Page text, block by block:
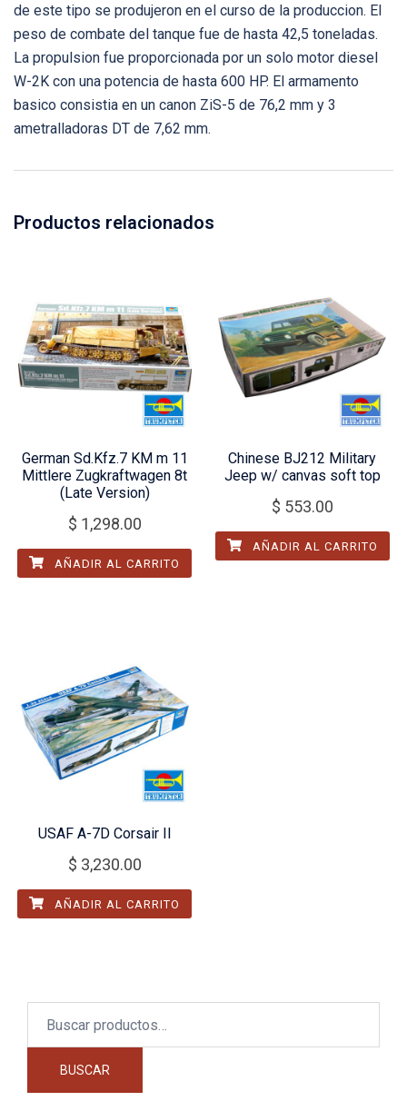
de este tipo se produjeron en el curso de la produccion. El
peso de combate del tanque fue de hasta 42,5 toneladas.
La propulsion fue proporcionada por un solo motor diesel
W-2K con una potencia de hasta 600 HP. El armamento
basico consistia en un canon ZiS-5 de 76,2 mm y 3
ametralladoras DT de 7,62 mm.
Productos relacionados
German Sd.Kfz.7 KM m 11
Mittlere Zugkraftwagen 8t
(Late Version)
$ 1,298.00
AÑADIR AL CARRITO
Chinese BJ212 Military
Jeep w/ canvas soft top
$ 553.00
AÑADIR AL CARRITO
USAF A-7D Corsair II
$ 3,230.00
AÑADIR AL CARRITO
BUSCAR